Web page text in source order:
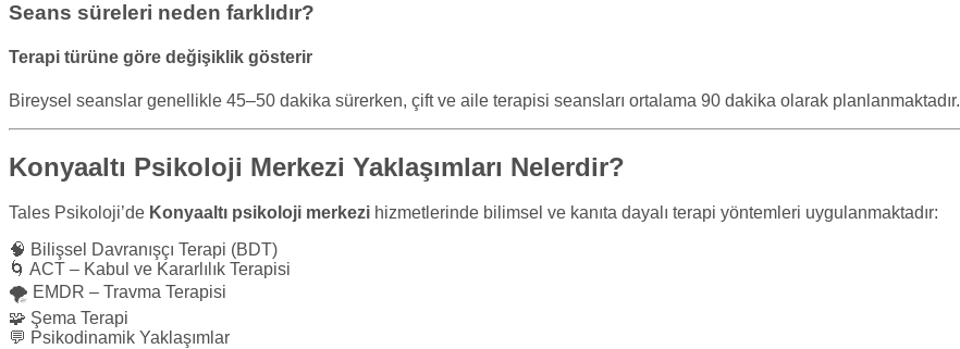
Seans süreleri neden farklıdır?
Terapi türüne göre değişiklik gösterir
Bireysel seanslar genellikle 45–50 dakika sürerken, çift ve aile terapisi seansları ortalama 90 dakika olarak planlanmaktadır.
Konyaaltı Psikoloji Merkezi Yaklaşımları Nelerdir?
Tales Psikoloji’de Konyaaltı psikoloji merkezi hizmetlerinde bilimsel ve kanıta dayalı terapi yöntemleri uygulanmaktadır:
🧠 Bilişsel Davranışçı Terapi (BDT)
🌀 ACT – Kabul ve Kararlılık Terapisi
🌪 EMDR – Travma Terapisi
🧩 Şema Terapi
💬 Psikodinamik Yaklaşımlar